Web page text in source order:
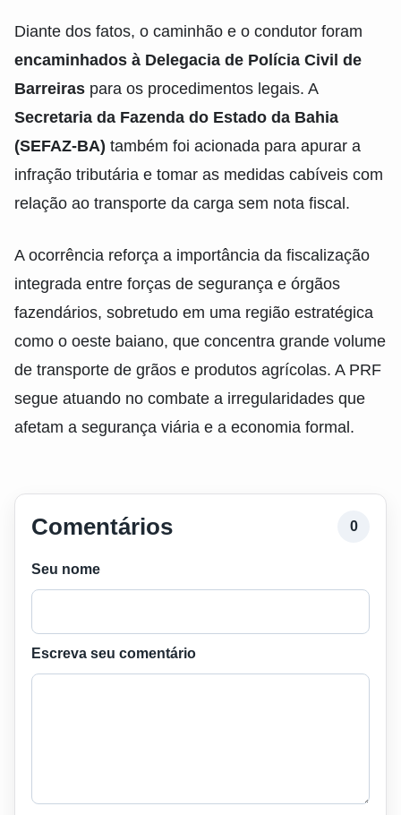
Diante dos fatos, o caminhão e o condutor foram
encaminhados à Delegacia de Polícia Civil de
Barreiras para os procedimentos legais. A
Secretaria da Fazenda do Estado da Bahia
(SEFAZ-BA) também foi acionada para apurar a
infração tributária e tomar as medidas cabíveis com
relação ao transporte da carga sem nota fiscal.
A ocorrência reforça a importância da fiscalização
integrada entre forças de segurança e órgãos
fazendários, sobretudo em uma região estratégica
como o oeste baiano, que concentra grande volume
de transporte de grãos e produtos agrícolas. A PRF
segue atuando no combate a irregularidades que
afetam a segurança viária e a economia formal.
Comentários 0
Seu nome
Escreva seu comentário